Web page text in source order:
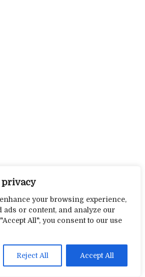
privacy
your browsing experience,
ads or content, and analyze our
All", you consent to our use
Reject All Accept All